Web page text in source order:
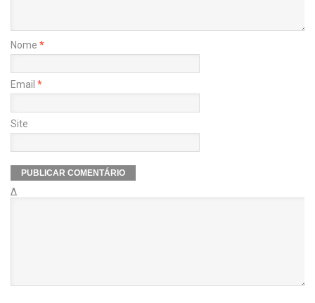
Nome *
Email *
Site
Δ